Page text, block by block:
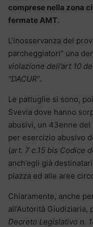
comprese nella zona
fermate AMT.
L’inosservanza del
parcheggiatori” una
violazione dell’art 10
“DACUR”.
Le pattuglie si sono,
Svevia dove hanno
abusivi, un 43enne
per esercizio abusivo
(art. 7 c.15 bis Codice
anch’egli già
piazza ed alle aree
Chiaramente, anche
all’Autorità Giudiziaria,
Decreto Legislativo n.